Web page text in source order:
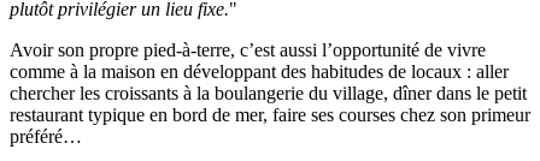
plutôt privilégier un lieu fixe."
Avoir son propre pied-à-terre, c’est aussi l’opportunité de vivre
comme à la maison en développant des habitudes de locaux : aller
chercher les croissants à la boulangerie du village, dîner dans le petit
restaurant typique en bord de mer, faire ses courses chez son primeur
préféré…